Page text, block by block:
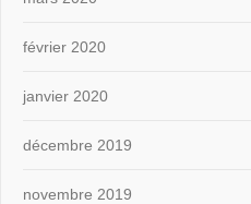
février 2020
janvier 2020
décembre 2019
novembre 2019